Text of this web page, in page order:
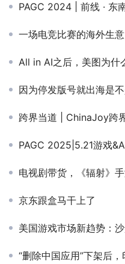
PAGC 2024 | 前线 · 东南亚出海峰会 存
一场电竞比赛的海外生意
All in AI之后，美图为什
因为停发版号就出海是
跨界当道 | ChinaJoy跨
PAGC 2025|5.21游戏&AI主题日·万
电视剧带货，《辐射》手
京东跟盒马干上了
美国游戏市场新趋势：沙盒和
“删除中国应用”下架后